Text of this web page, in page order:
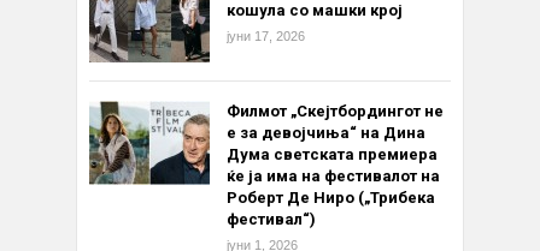
кошула со машки крој
јуни 17, 2026
Филмот „Скејтбордингот не
е за девојчиња“ на Дина
Дума светската премиера
ќе ја има на фестивалот на
Роберт Де Ниро („Трибека
фестивал“)
јуни 1, 2026